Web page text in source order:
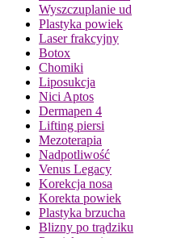
Wyszczuplanie ud
Plastyka powiek
Laser frakcyjny
Botox
Chomiki
Liposukcja
Nici Aptos
Dermapen 4
Lifting piersi
Mezoterapia
Nadpotliwość
Venus Legacy
Korekcja nosa
Korekta powiek
Plastyka brzucha
Blizny po trądziku